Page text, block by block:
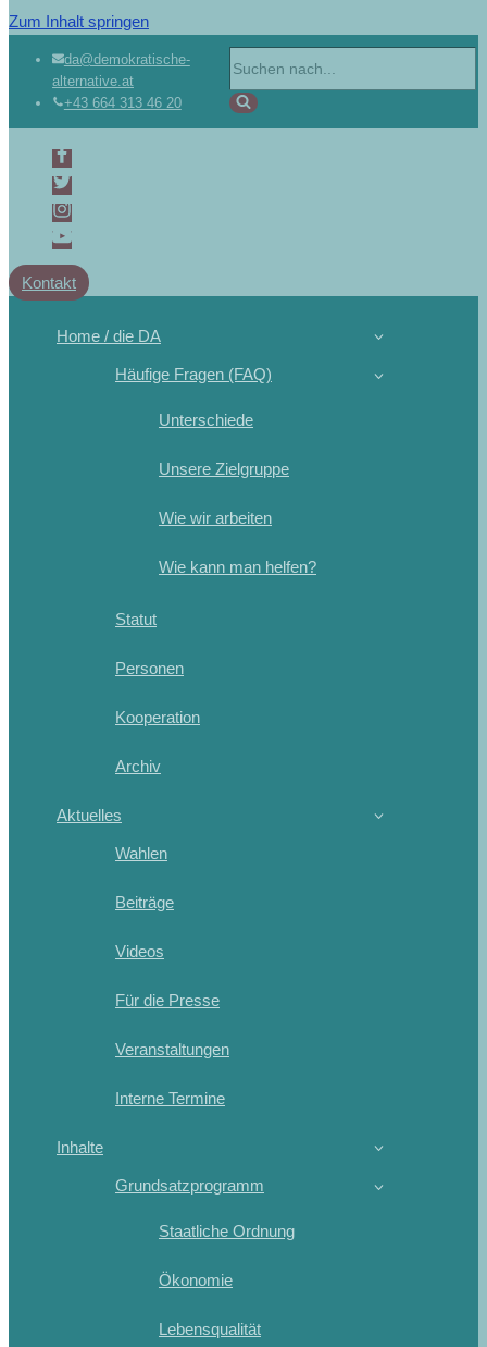
Zum Inhalt springen
da@demokratische-
alternative.at
+43 664 313 46 20
Kontakt
Home / die DA
Häufige Fragen (FAQ)
Unterschiede
Unsere Zielgruppe
Wie wir arbeiten
Wie kann man helfen?
Statut
Personen
Kooperation
Archiv
Aktuelles
Wahlen
Beiträge
Videos
Für die Presse
Veranstaltungen
Interne Termine
Inhalte
Grundsatzprogramm
Staatliche Ordnung
Ökonomie
Lebensqualität